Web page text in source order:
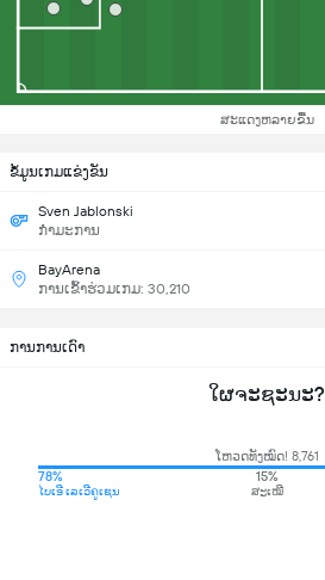
ສະແດງຫລາຍຂື້ນ
ຂ້ໍມູນເກມແຂ່ງຂັນ
Sven Jablonski
ກຳມະການ
BayArena
ການເຂົ້າຮ່ວມເກມ: 30,210
ການການເດົາ
ໃຜຈະຊະນະ?
ໂຫວດທັງໝົດ! 8,761
78%
ໄບເອີ ເລເວີຄູເຊນ
15%
ສະເໝີ